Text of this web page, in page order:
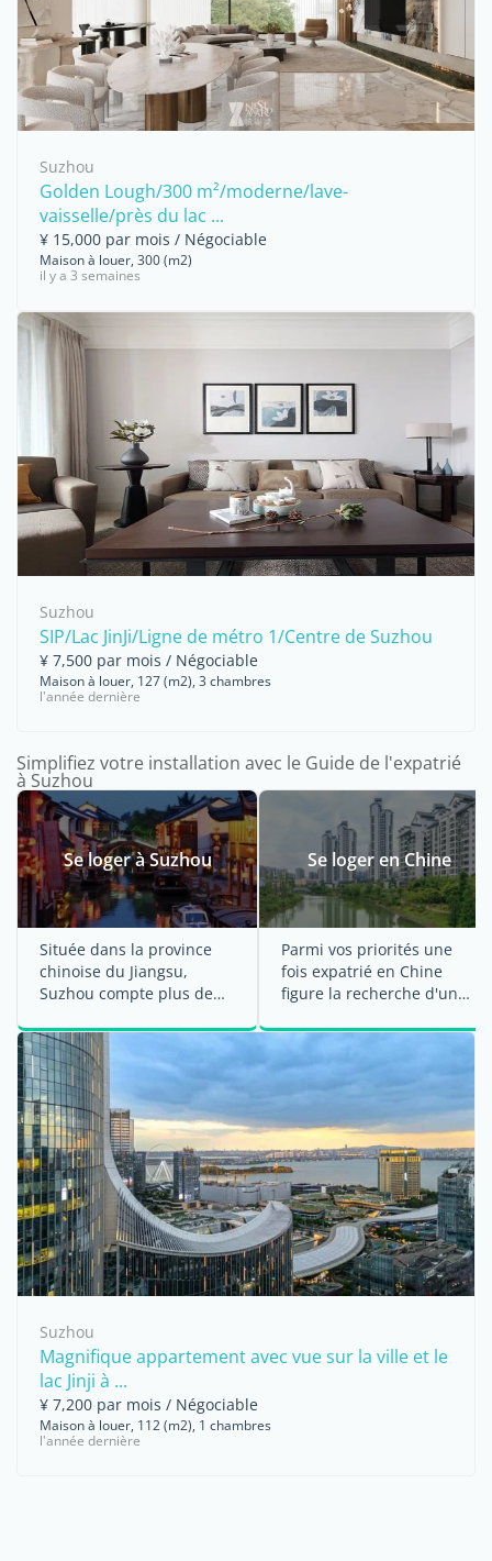
Suzhou
Golden Lough/300 m²/moderne/lave-
vaisselle/près du lac ...
¥ 15,000 par mois / Négociable
Maison à louer, 300 (m2)
il y a 3 semaines
Suzhou
SIP/Lac JinJi/Ligne de métro 1/Centre de Suzhou
¥ 7,500 par mois / Négociable
Maison à louer, 127 (m2), 3 chambres
l'année dernière
Simplifiez votre installation avec le Guide de l'expatrié
à Suzhou
Se loger à Suzhou
Située dans la province
chinoise du Jiangsu,
Suzhou compte plus de
ville ...
Se loger en Chine
Parmi vos priorités une
fois expatrié en Chine
figure la recherche d'un
Suzhou
Magnifique appartement avec vue sur la ville et le
lac Jinji à ...
¥ 7,200 par mois / Négociable
Maison à louer, 112 (m2), 1 chambres
l'année dernière